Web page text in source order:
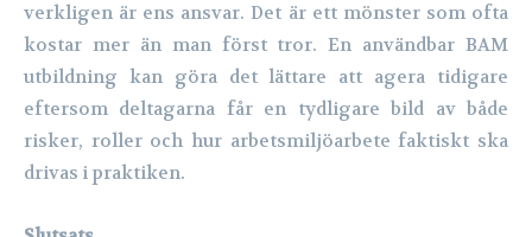
verkligen är ens ansvar. Det är ett mönster som ofta
kostar mer än man först tror. En användbar BAM
utbildning kan göra det lättare att agera tidigare
eftersom deltagarna får en tydligare bild av både
risker, roller och hur arbetsmiljöarbete faktiskt ska
drivas i praktiken.